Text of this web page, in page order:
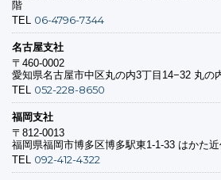
階
TEL 06-4796-7344
名古屋支社
〒460-0002
愛知県名古屋市中区丸の内3丁目14−32 丸の
TEL 052-228-8650
福岡支社
〒812-0013
福岡県福岡市博多区博多駅東1-1-33 はかた
TEL 092-412-4322